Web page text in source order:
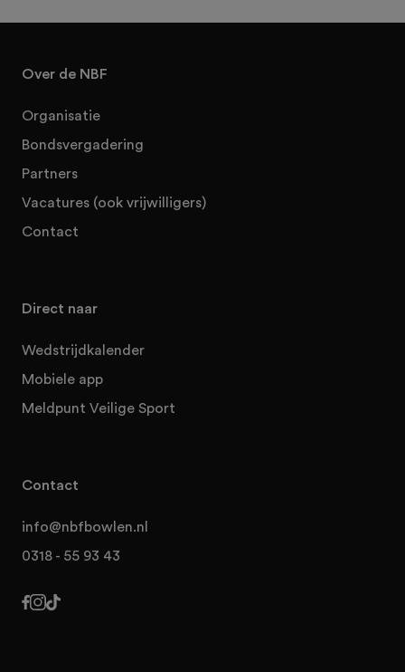
Over de NBF
Organisatie
Bondsvergadering
Partners
Vacatures (ook vrijwilligers)
Contact
Direct naar
Wedstrijdkalender
Mobiele app
Meldpunt Veilige Sport
Contact
info@nbfbowlen.nl
0318 - 55 93 43